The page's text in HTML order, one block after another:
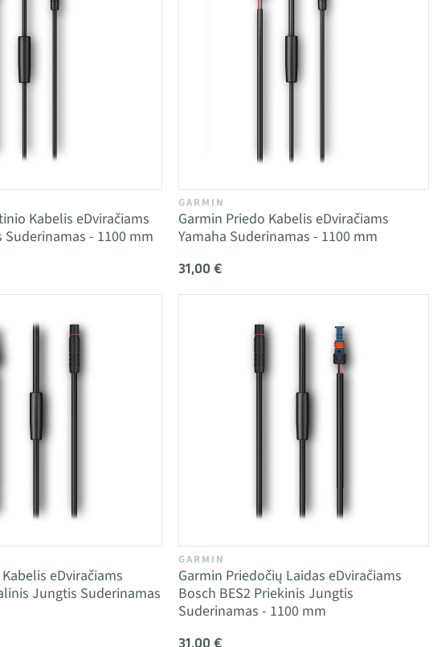
Kabelis eDviračiams
Suderinamas - 1100 mm
GARMIN
Garmin Priedo Kabelis eDviračiams
Yamaha Suderinamas - 1100 mm
31,00 €
eDviračiams
Jungtis Suderinamas
GARMIN
Garmin Priedočių Laidas eDviračiams
Bosch BES2 Priekinis Jungtis
Suderinamas - 1100 mm
31,00 €